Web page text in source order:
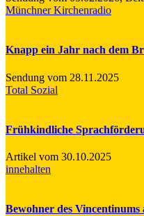
Münchner Kirchenradio
Knapp ein Jahr nach dem
Sendung vom 28.11.2025
Total Sozial
Frühkindliche
Artikel vom 30.10.2025
innehalten
Bewohner des Vincentinums